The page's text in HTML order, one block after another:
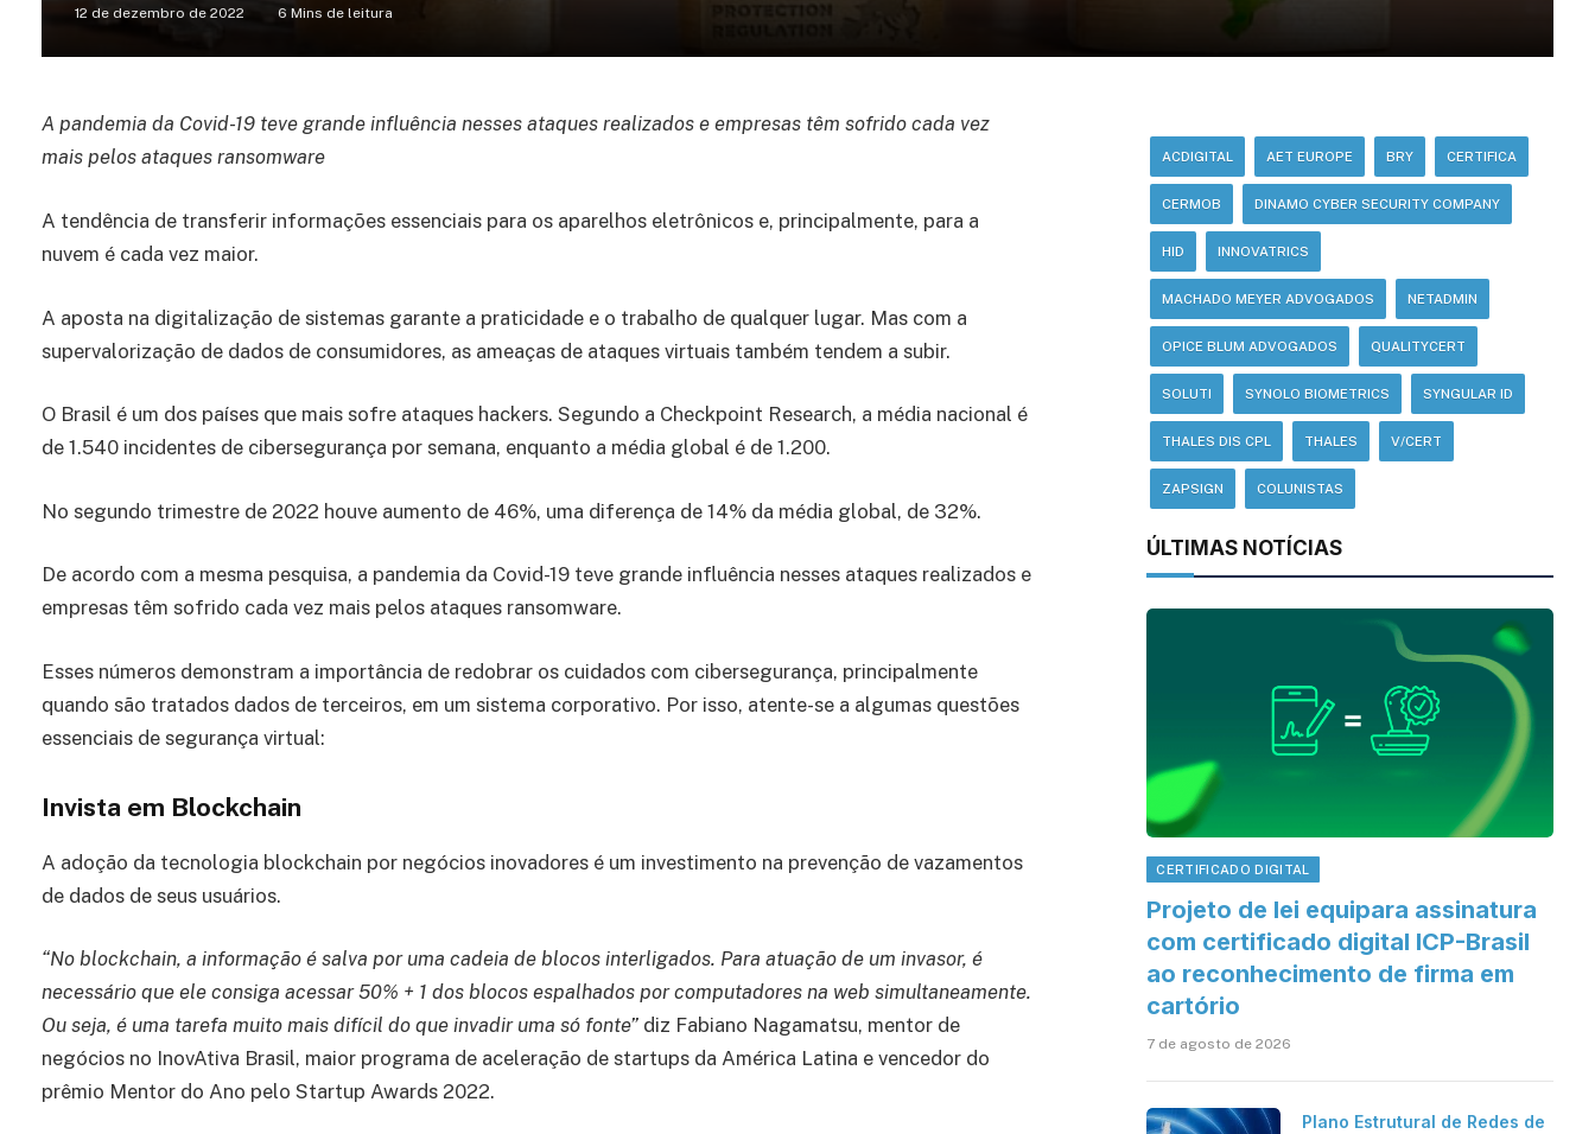
12 de dezembro de 2022 6 Mins de leitura
A pandemia da Covid-19 teve grande influência nesses ataques realizados e empresas têm sofrido cada vez
mais pelos ataques ransomware
A tendência de transferir informações essenciais para os aparelhos eletrônicos e, principalmente, para a
nuvem é cada vez maior.
A aposta na digitalização de sistemas garante a praticidade e o trabalho de qualquer lugar. Mas com a
supervalorização de dados de consumidores, as ameaças de ataques virtuais também tendem a subir.
O Brasil é um dos países que mais sofre ataques hackers. Segundo a Checkpoint Research, a média nacional é
de 1.540 incidentes de cibersegurança por semana, enquanto a média global é de 1.200.
No segundo trimestre de 2022 houve aumento de 46%, uma diferença de 14% da média global, de 32%.
De acordo com a mesma pesquisa, a pandemia da Covid-19 teve grande influência nesses ataques realizados e
empresas têm sofrido cada vez mais pelos ataques ransomware.
Esses números demonstram a importância de redobrar os cuidados com cibersegurança, principalmente
quando são tratados dados de terceiros, em um sistema corporativo. Por isso, atente-se a algumas questões
essenciais de segurança virtual:
Invista em Blockchain
A adoção da tecnologia blockchain por negócios inovadores é um investimento na prevenção de vazamentos
de dados de seus usuários.
“No blockchain, a informação é salva por uma cadeia de blocos interligados. Para atuação de um invasor, é
necessário que ele consiga acessar 50% + 1 dos blocos espalhados por computadores na web simultaneamente.
Ou seja, é uma tarefa muito mais difícil do que invadir uma só fonte” diz Fabiano Nagamatsu, mentor de
negócios no InovAtiva Brasil, maior programa de aceleração de startups da América Latina e vencedor do
prêmio Mentor do Ano pelo Startup Awards 2022.
ACDIGITAL AET EUROPE BRY CERTIFICA
CERMOB DINAMO CYBER SECURITY COMPANY
HID INNOVATRICS
MACHADO MEYER ADVOGADOS NETADMIN
OPICE BLUM ADVOGADOS QUALITYCERT
SOLUTI SYNOLO BIOMETRICS SYNGULAR ID
THALES DIS CPL THALES V/CERT
ZAPSIGN COLUNISTAS
ÚLTIMAS NOTÍCIAS
CERTIFICADO DIGITAL
Projeto de lei equipara assinatura
com certificado digital ICP-Brasil
ao reconhecimento de firma em
cartório
7 de agosto de 2026
Plano Estrutural de Redes de